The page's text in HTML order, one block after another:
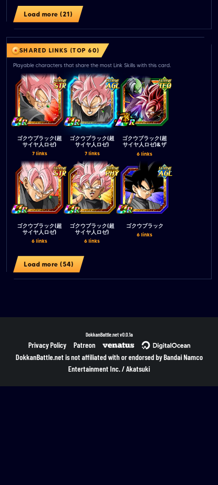
Load more (21)
SHARED LINKS (TOP 60)
Playable characters that share the most Link Skills with this card.
ゴクウブラック(超
サイヤ人ロゼ)
7 links
ゴクウブラック(超
サイヤ人ロゼ)
7 links
ゴクウブラック(超
サイヤ人ロゼ)&ザ
マス
6 links
ゴクウブラック(超
サイヤ人ロゼ)
6 links
ゴクウブラック(超
サイヤ人ロゼ)
6 links
ゴクウブラック
6 links
Load more (54)
DokkanBattle.netv0.0.1a
Privacy Policy
Patreon
DokkanBattle.net is not affiliated with or endorsed by Bandai Namco
Entertainment Inc. / Akatsuki